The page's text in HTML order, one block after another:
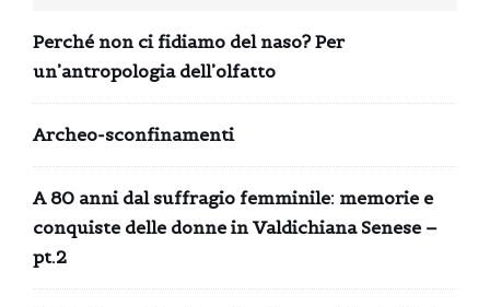
Perché non ci fidiamo del naso? Per
un’antropologia dell’olfatto
Archeo-sconfinamenti
A 80 anni dal suffragio femminile: memorie e
conquiste delle donne in Valdichiana Senese –
pt.2